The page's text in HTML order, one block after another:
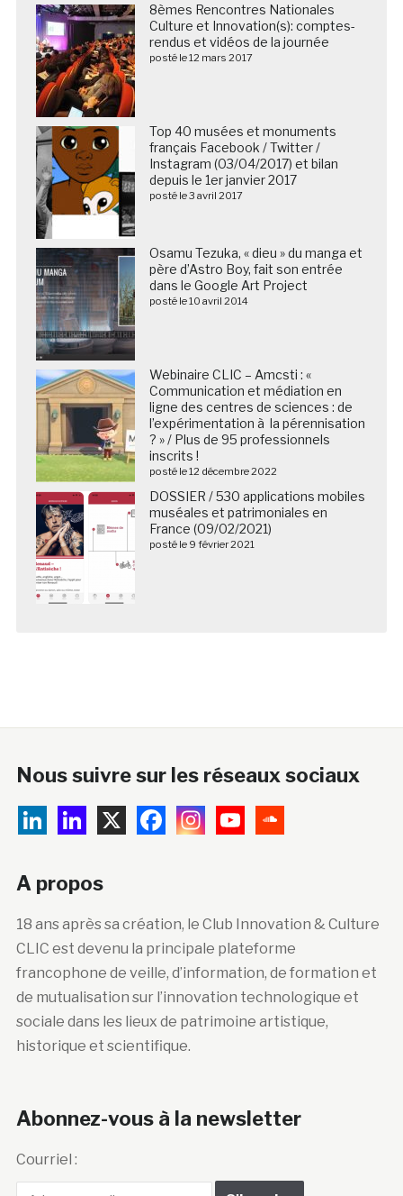
8èmes Rencontres Nationales
Culture et Innovation(s): comptes-
rendus et vidéos de la journée
posté le 12 mars 2017
Top 40 musées et monuments
français Facebook / Twitter /
Instagram (03/04/2017) et bilan
depuis le 1er janvier 2017
posté le 3 avril 2017
Osamu Tezuka, « dieu » du manga et
père d’Astro Boy, fait son entrée
dans le Google Art Project
posté le 10 avril 2014
Webinaire CLIC – Amcsti : «
Communication et médiation en
ligne des centres de sciences : de
l’expérimentation à la pérennisation
? » / Plus de 95 professionnels
inscrits !
posté le 12 décembre 2022
DOSSIER / 530 applications mobiles
muséales et patrimoniales en
France (09/02/2021)
posté le 9 février 2021
Nous suivre sur les réseaux sociaux
A propos
18 ans après sa création, le Club Innovation & Culture
CLIC est devenu la principale plateforme
francophone de veille, d’information, de formation et
de mutualisation sur l’innovation technologique et
sociale dans les lieux de patrimoine artistique,
historique et scientifique.
Abonnez-vous à la newsletter
Courriel :